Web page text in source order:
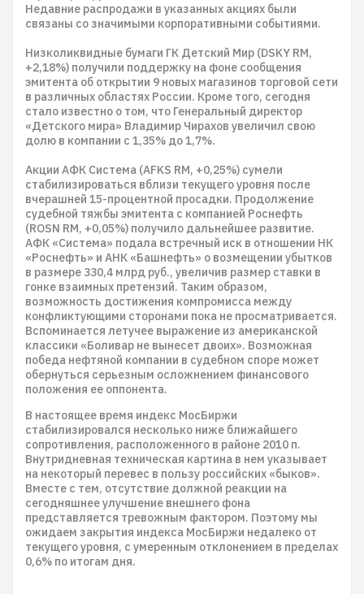
Недавние распродажи в указанных акциях были
связаны со значимыми корпоративными событиями.
Низколиквидные бумаги ГК Детский Мир (DSKY RM,
+2,18%) получили поддержку на фоне сообщения
эмитента об открытии 9 новых магазинов торговой сети
в различных областях России. Кроме того, сегодня
стало известно о том, что Генеральный директор
«Детского мира» Владимир Чирахов увеличил свою
долю в компании с 1,35% до 1,7%.
Акции АФК Система (AFKS RM, +0,25%) сумели
стабилизироваться вблизи текущего уровня после
вчерашней 15-процентной просадки. Продолжение
судебной тяжбы эмитента с компанией Роснефть
(ROSN RM, +0,05%) получило дальнейшее развитие.
АФК «Система» подала встречный иск в отношении НК
«Роснефть» и АНК «Башнефть» о возмещении убытков
в размере 330,4 млрд руб., увеличив размер ставки в
гонке взаимных претензий. Таким образом,
возможность достижения компромисса между
конфликтующими сторонами пока не просматривается.
Вспоминается летучее выражение из американской
классики «Боливар не вынесет двоих». Возможная
победа нефтяной компании в судебном споре может
обернуться серьезным осложнением финансового
положения ее оппонента.
В настоящее время индекс МосБиржи
стабилизировался несколько ниже ближайшего
сопротивления, расположенного в районе 2010 п.
Внутридневная техническая картина в нем указывает
на некоторый перевес в пользу российских «быков».
Вместе с тем, отсутствие должной реакции на
сегодняшнее улучшение внешнего фона
представляется тревожным фактором. Поэтому мы
ожидаем закрытия индекса МосБиржи недалеко от
текущего уровня, с умеренным отклонением в пределах
0,6% по итогам дня.